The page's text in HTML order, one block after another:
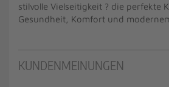
stilvolle Vielseitigkeit ? die perfekte
Gesundheit, Komfort und
KUNDENMEINUNGEN